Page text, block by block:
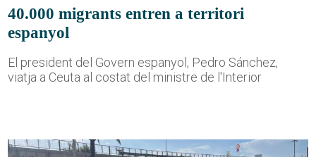
40.000 migrants entren a territori
espanyol
El president del Govern espanyol, Pedro Sánchez,
viatja a Ceuta al costat del ministre de l'Interior